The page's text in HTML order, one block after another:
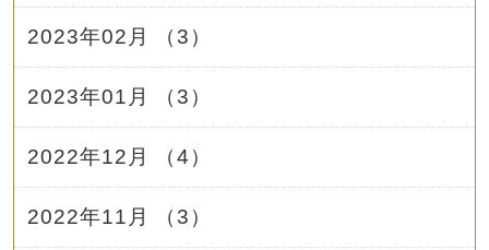
2023年02月 （3）
2023年01月 （3）
2022年12月 （4）
2022年11月 （3）